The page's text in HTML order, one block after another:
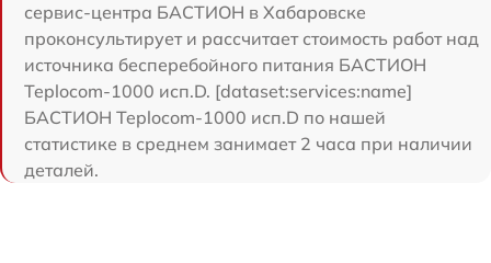
сервис-центра БАСТИОН в Хабаровске
проконсультирует и рассчитает стоимость работ над
источника бесперебойного питания БАСТИОН
Teplocom-1000 исп.D. [dataset:services:name]
БАСТИОН Teplocom-1000 исп.D по нашей
статистике в среднем занимает 2 часа при наличии
деталей.